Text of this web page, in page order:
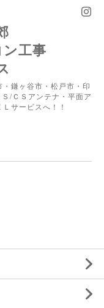
工事
鎌ヶ谷市・松戸市・印
/ＣＳアンテナ・平面ア
サービスへ！！